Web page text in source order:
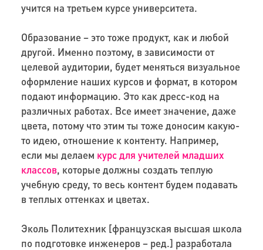
учится на третьем курсе университета.
Образование – это тоже продукт, как и любой
другой. Именно поэтому, в зависимости от
целевой аудитории, будет меняться визуальное
оформление наших курсов и формат, в котором
подают информацию. Это как дресс-код на
различных работах. Все имеет значение, даже
цвета, потому что этим ты тоже доносим какую-
то идею, отношение к контенту. Например,
если мы делаем курс для учителей младших
классов, которые должны создать теплую
учебную среду, то весь контент будем подавать
в теплых оттенках и цветах.
Эколь Политехник [французская высшая школа
по подготовке инженеров – ред.] разработала